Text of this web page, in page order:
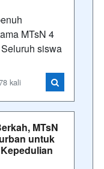
MTsN 4
siswa
kali
MTsN
untuk